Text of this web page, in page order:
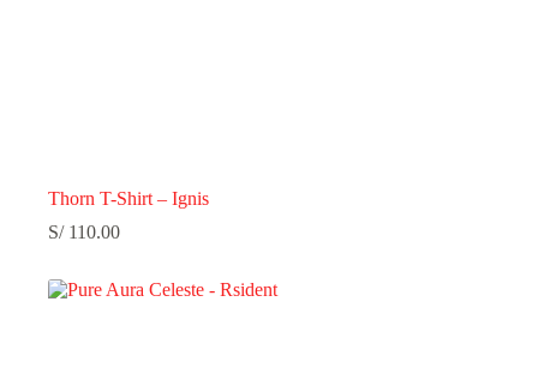
Thorn T-Shirt – Ignis
S/110.00